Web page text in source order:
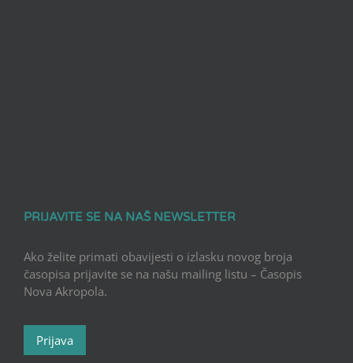
PRIJAVITE SE NA NAŠ NEWSLETTER
Ako želite primati obavijesti o izlasku novog broja
časopisa prijavite se na našu mailing listu – Časopis
Nova Akropola.
Prijava